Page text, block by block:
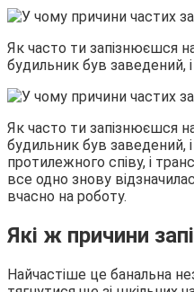
Як часто ти запізнюєшся
будильник був заведений,
Як часто ти запізнюєшся
будильник був заведений,
протилежного співу, і
все одно знову
вчасно на роботу.
Які ж причини
Найчастіше це банальна